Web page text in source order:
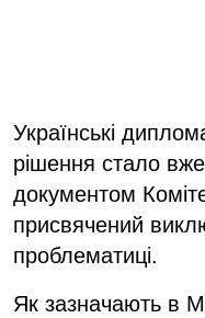
Українські
рішення стало
документом
присвячений
проблематиці.
Як зазначають в